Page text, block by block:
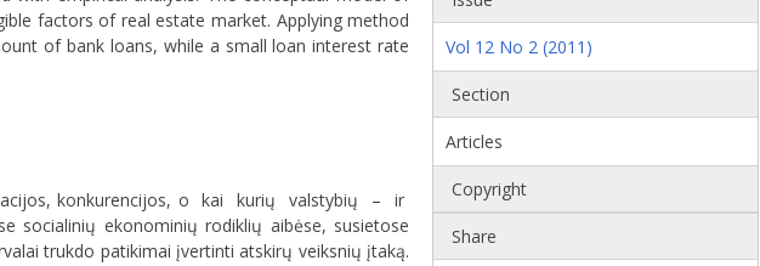
factors of real estate market. Applying method
of bank loans, while a small loan interest rate
konkurencijos, o kai kurių valstybių – ir
ekonominių rodiklių aibėse, susietose
trukdo patikimai įvertinti atskirų veiksnių įtaką.
Vol 12 No 2 (2011)
Section
Articles
Copyright
Share